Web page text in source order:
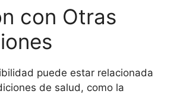
con Otras
puede estar relacionada
de salud, como la